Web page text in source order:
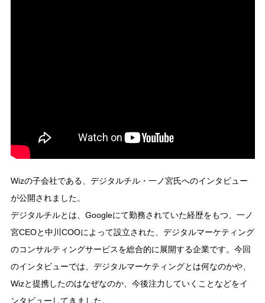
Wizの子会社である、デジタルチル・一ノ宮氏へのインタビュー
が公開されました。
デジタルチルとは、Googleにて勤務されていた経歴をもつ、一ノ
宮CEOと中川COOによって設立された、デジタルマーケティング
のコンサルティングサービスを総合的に展開する企業です。今回
のインタビューでは、デジタルマーケティングとは何なのかや、
Wizと提携したのはなぜなのか、今後注力していくことなどをイ
ンタビューしてきました。